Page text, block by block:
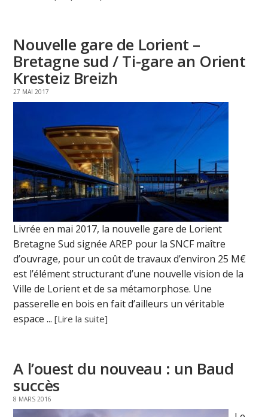
Nouvelle gare de Lorient –
Bretagne sud / Ti-gare an Orient
Kresteiz Breizh
27 MAI 2017
Livrée en mai 2017, la nouvelle gare de Lorient
Bretagne Sud signée AREP pour la SNCF maître
d’ouvrage, pour un coût de travaux d’environ 25 M€
est l’élément structurant d’une nouvelle vision de la
Ville de Lorient et de sa métamorphose. Une
passerelle en bois en fait d’ailleurs un véritable
espace ...[Lire la suite]
A l’ouest du nouveau : un Baud
succès
8 MARS 2016